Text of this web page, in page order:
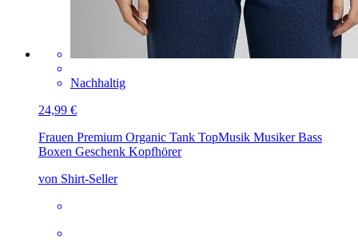
Nachhaltig
24,99 €
Frauen Premium Organic Tank TopMusik Musiker Bass
Boxen Geschenk Kopfhörer
von Shirt-Seller